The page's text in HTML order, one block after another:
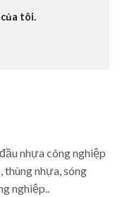
tôi.
nhựa công nghiệp
thùng nhựa, sóng
nghiệp..